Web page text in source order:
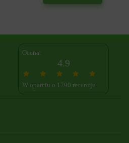
Ocena:
4.9
W oparciu o 1790 recenzje